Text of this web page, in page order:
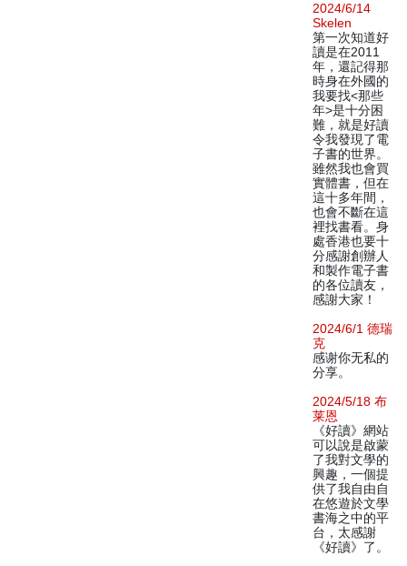
2024/6/14
Skelen
第一次知道好
讀是在2011
年，還記得那
時身在外國的
我要找<那些
年>是十分困
難，就是好讀
令我發現了電
子書的世界。
雖然我也會買
實體書，但在
這十多年間，
也會不斷在這
裡找書看。身
處香港也要十
分感謝創辦人
和製作電子書
的各位讀友，
感謝大家！
2024/6/1 德瑞
克
感谢你无私的
分享。
2024/5/18 布
莱恩
《好讀》網站
可以說是啟蒙
了我對文學的
興趣，一個提
供了我自由自
在悠遊於文學
書海之中的平
台，太感謝
《好讀》了。